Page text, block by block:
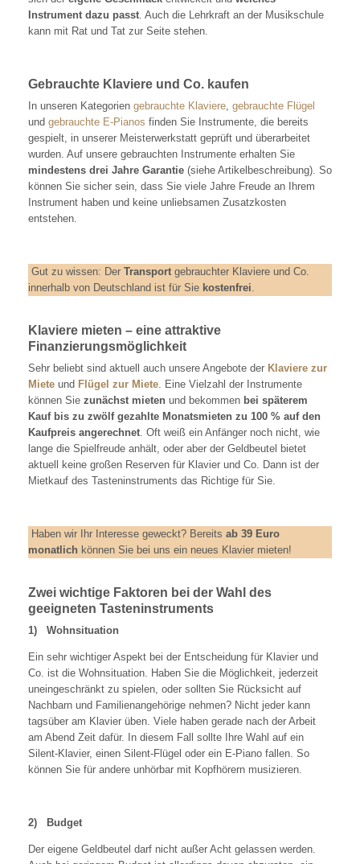
Instrument dazu passt. Auch die Lehrkraft an der Musikschule
kann mit Rat und Tat zur Seite stehen.
Gebrauchte Klaviere und Co. kaufen
In unseren Kategorien gebrauchte Klaviere, gebrauchte Flügel
und gebrauchte E-Pianos finden Sie Instrumente, die bereits
gespielt, in unserer Meisterwerkstatt geprüft und überarbeitet
wurden. Auf unsere gebrauchten Instrumente erhalten Sie
mindestens drei Jahre Garantie(siehe Artikelbeschreibung). So
können Sie sicher sein, dass Sie viele Jahre Freude an Ihrem
Instrument haben und keine unliebsamen Zusatzkosten
entstehen.
Gut zu wissen: Der Transportgebrauchter Klaviere und Co.
innerhalb von Deutschland ist für Sie kostenfrei.
Klaviere mieten – eine attraktive
Finanzierungsmöglichkeit
Sehr beliebt sind aktuell auch unsere Angebote der Klaviere zur
Mieteund Flügel zur Miete. Eine Vielzahl der Instrumente
können Sie zunächst mietenund bekommen bei späterem
Kauf bis zu zwölf gezahlte Monatsmieten zu 100 % auf den
Kaufpreis angerechnet. Oft weiß ein Anfänger noch nicht, wie
lange die Spielfreude anhält, oder aber der Geldbeutel bietet
aktuell keine großen Reserven für Klavier und Co. Dann ist der
Mietkauf des Tasteninstruments das Richtige für Sie.
Haben wir Ihr Interesse geweckt? Bereits ab 39 Euro
monatlich können Sie bei uns ein neues Klavier mieten!
Zwei wichtige Faktoren bei der Wahl des
geeigneten Tasteninstruments
1) Wohnsituation
Ein sehr wichtiger Aspekt bei der Entscheidung für Klavier und
Co. ist die Wohnsituation. Haben Sie die Möglichkeit, jederzeit
uneingeschränkt zu spielen, oder sollten Sie Rücksicht auf
Nachbarn und Familienangehörige nehmen? Nicht jeder kann
tagsüber am Klavier üben. Viele haben gerade nach der Arbeit
am Abend Zeit dafür. In diesem Fall sollte Ihre Wahl auf ein
Silent-Klavier, einen Silent-Flügel oder ein E-Piano fallen. So
können Sie für andere unhörbar mit Kopfhörern musizieren.
2) Budget
Der eigene Geldbeutel darf nicht außer Acht gelassen werden.